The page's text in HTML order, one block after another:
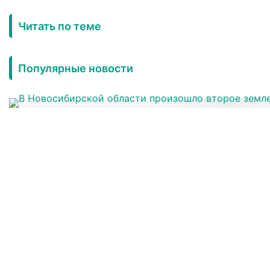
Читать по теме
Популярные новости